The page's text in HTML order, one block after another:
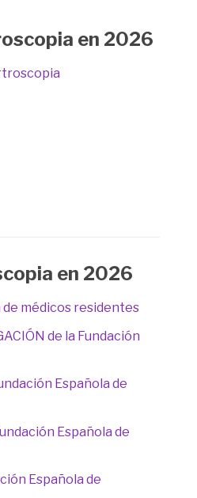
en 2026
en 2026
de médicos residentes
de la Fundación
Española de
Española de
Española de